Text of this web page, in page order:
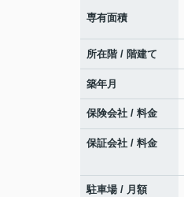
専有面積
所在階 / 階建て
築年月
保険会社 / 料金
保証会社 / 料金
駐車場 / 月額